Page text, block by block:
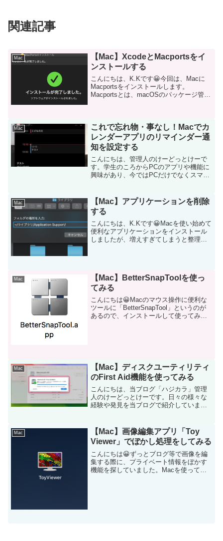
関連記事
Mac
【Mac】XcodeとMacportsをイ
ンストールする
こんにちは、K.Kです😀今回は、Macに
Macportsをインストールします。
Macportsとは、macOSのパッケージ管理
Mac
これで忘れ物・事なし！Macでカ
レンダーアプリのリマインダー通
知を設定する
こんにちは、管理人のけーどっとけーで
す。学生のころからPCのアプリや機能に
興味があり、今ではPCだけでなくスマホ
ライベートでメインPCはMacを使ってお
り当ブログもMa...
Mac
【Mac】アプリケーションを削除
する
こんにちは、K.Kです😀Macを使い始めて
便利なアプリケーションをインストール
しましたが、増えすぎてしまうと整理の
Mac
【Mac】BetterSnapToolを使っ
てみる
こんにちは😀Macのマウス操作に便利な
ツールに「BetterSnapTool」というのが
あるので、インストールして使ってみよ
Mac
【Mac】ディスクユーティリティ
のFirst Aid機能を使ってみる
こんにちは、当ブログ「ハジカラ」管理
人のけーどっとけーです。日々の様々な
経験や発見を当ブログで紹介していま
す。今回は、Macのディスクユーティリ
ティのFirst Aid...
Mac
【Mac】画像編集アプリ「Toy
Viewer」でぼかし処理をしてみる
こんにちは😀ずっとブログ等で画像を編
集する際に、プライベート情報をぼかす
機能を探していました。Macを使ってい